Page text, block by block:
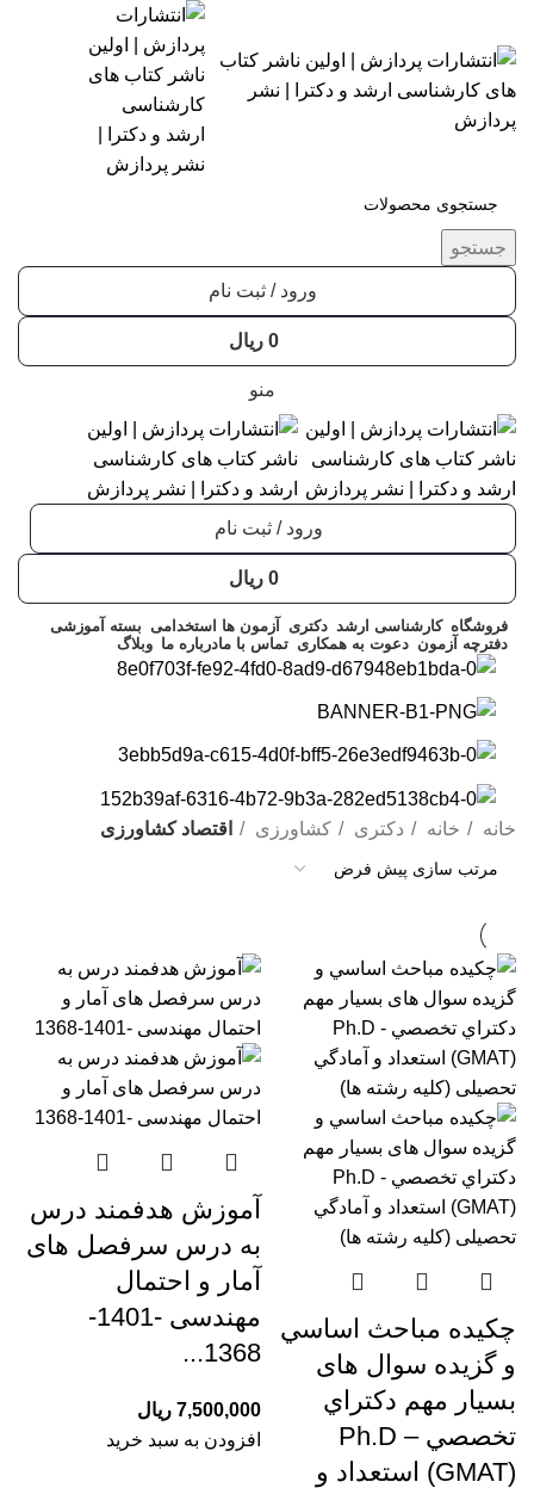
جستجو
ورود / ثبت نام
0 ریال
منو
ورود / ثبت نام
0 ریال
فروشگاه کارشناسی ارشد دکتری آزمون ها استخدامی بسته آموزشی
دفترچه آزمون دعوت به همکاری تماس با مادرباره ما وبلاگ
خانه خانه دکتری کشاورزی اقتصاد کشاورزی
چکیده مباحث اساسي
و گزیده سوال های
بسیار مهم دكتراي
تخصصي Ph.D –
(GMAT) استعداد و
آموزش هدفمند درس
به درس سرفصل های
آمار و احتمال
مهندسی -1401-
1368...
7,500,000 ریال
افزودن به سبد خرید